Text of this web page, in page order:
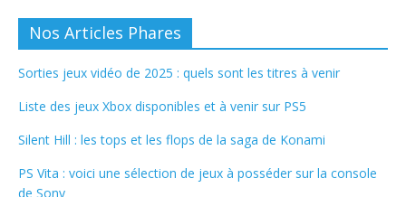
Nos Articles Phares
Sorties jeux vidéo de 2025 : quels sont les titres à venir
Liste des jeux Xbox disponibles et à venir sur PS5
Silent Hill : les tops et les flops de la saga de Konami
PS Vita : voici une sélection de jeux à posséder sur la console
de Sony